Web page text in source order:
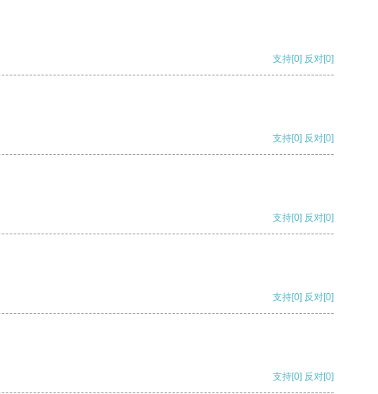
支持[0] 反对[0]
支持[0] 反对[0]
支持[0] 反对[0]
支持[0] 反对[0]
支持[0] 反对[0]